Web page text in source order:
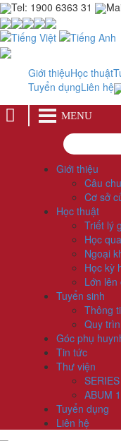
Tel: 1900 6363 31
Giới thiệuHọc thuật
Tuyển dụngLiên hệ
MENU
Giới thiệu
Câu
Cơ sở
Học thuật
Triết lý
Học
Ngoại
Học kỳ
Lớn
Tuyển sinh
Thông
Quy
Góc phụ
Tin tức
Thư viện
ABUM 1
Tuyển dụng
Liên hệ